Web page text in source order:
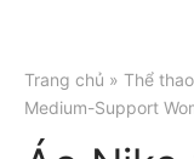
Trang chủ » Thể thao
Medium-Support